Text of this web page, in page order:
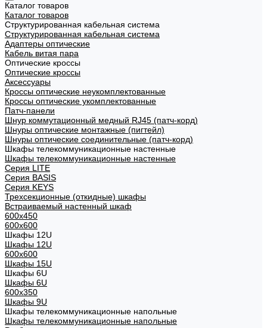
Каталог товаров
Каталог товаров
Структурированная кабельная система
Структурированная кабельная система
Адаптеры оптические
Кабель витая пара
Оптические кроссы
Оптические кроссы
Аксессуары
Кроссы оптические неукомплектованные
Кроссы оптические укомплектованные
Патч-панели
Шнур коммутационный медный RJ45 (патч-корд)
Шнуры оптические монтажные (пигтейл)
Шнуры оптические соединительные (патч-корд)
Шкафы телекоммуникационные настенные
Шкафы телекоммуникационные настенные
Cерия LITE
Cерия BASIS
Cерия KEYS
Трехсекционные (откидные) шкафы
Встраиваемый настенный шкаф
600x450
600x600
Шкафы 12U
Шкафы 12U
600x600
Шкафы 15U
Шкафы 6U
Шкафы 6U
600x350
Шкафы 9U
Шкафы телекоммуникационные напольные
Шкафы телекоммуникационные напольные